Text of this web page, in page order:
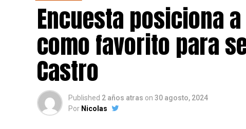
Encuesta posiciona
como favorito para
Castro
Published 2 años atras on 30 agosto, 2024
Por Nicolas